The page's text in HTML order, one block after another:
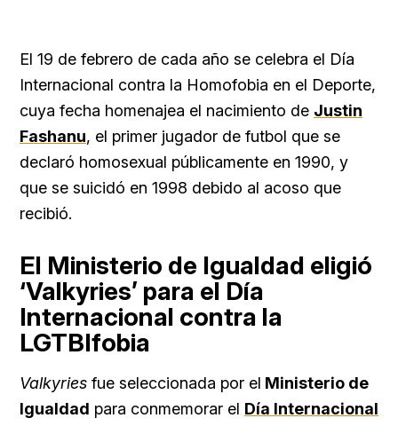
El 19 de febrero de cada año se celebra el Día
Internacional contra la Homofobia en el Deporte,
cuya fecha homenajea el nacimiento de Justin
Fashanu, el primer jugador de futbol que se
declaró homosexual públicamente en 1990, y
que se suicidó en 1998 debido al acoso que
recibió.
El Ministerio de Igualdad eligió
‘Valkyries’ para el Día
Internacional contra la
LGTBIfobia
Valkyries fue seleccionada por el Ministerio de
Igualdad para conmemorar el Día Internacional